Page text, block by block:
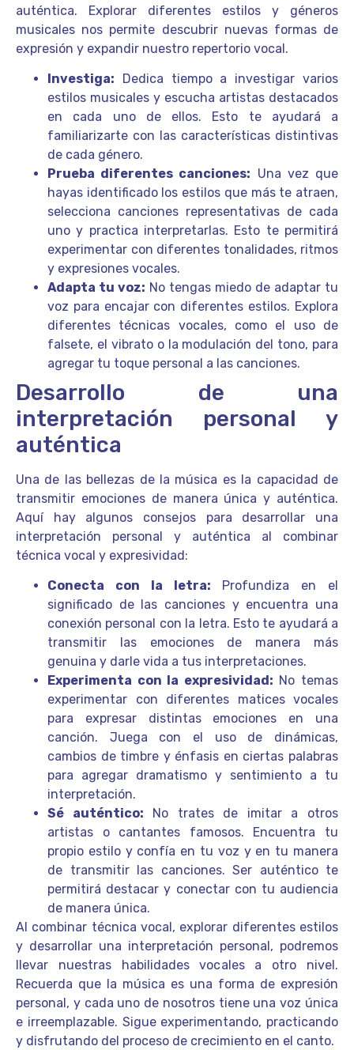
auténtica. Explorar diferentes estilos y géneros
musicales nos permite descubrir nuevas formas de
expresión y expandir nuestro repertorio vocal.
Investiga: Dedica tiempo a investigar varios
estilos musicales y escucha artistas destacados
en cada uno de ellos. Esto te ayudará a
familiarizarte con las características distintivas
de cada género.
Prueba diferentes canciones: Una vez que
hayas identificado los estilos que más te atraen,
selecciona canciones representativas de cada
uno y practica interpretarlas. Esto te permitirá
experimentar con diferentes tonalidades, ritmos
y expresiones vocales.
Adapta tu voz: No tengas miedo de adaptar tu
voz para encajar con diferentes estilos. Explora
diferentes técnicas vocales, como el uso de
falsete, el vibrato o la modulación del tono, para
agregar tu toque personal a las canciones.
Desarrollo de una
interpretación personal y
auténtica
Una de las bellezas de la música es la capacidad de
transmitir emociones de manera única y auténtica.
Aquí hay algunos consejos para desarrollar una
interpretación personal y auténtica al combinar
técnica vocal y expresividad:
Conecta con la letra: Profundiza en el
significado de las canciones y encuentra una
conexión personal con la letra. Esto te ayudará a
transmitir las emociones de manera más
genuina y darle vida a tus interpretaciones.
Experimenta con la expresividad: No temas
experimentar con diferentes matices vocales
para expresar distintas emociones en una
canción. Juega con el uso de dinámicas,
cambios de timbre y énfasis en ciertas palabras
para agregar dramatismo y sentimiento a tu
interpretación.
Sé auténtico: No trates de imitar a otros
artistas o cantantes famosos. Encuentra tu
propio estilo y confía en tu voz y en tu manera
de transmitir las canciones. Ser auténtico te
permitirá destacar y conectar con tu audiencia
de manera única.
Al combinar técnica vocal, explorar diferentes estilos
y desarrollar una interpretación personal, podremos
llevar nuestras habilidades vocales a otro nivel.
Recuerda que la música es una forma de expresión
personal, y cada uno de nosotros tiene una voz única
e irreemplazable. Sigue experimentando, practicando
y disfrutando del proceso de crecimiento en el canto.